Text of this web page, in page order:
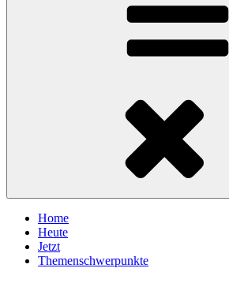
Home
Heute
Jetzt
Themenschwerpunkte